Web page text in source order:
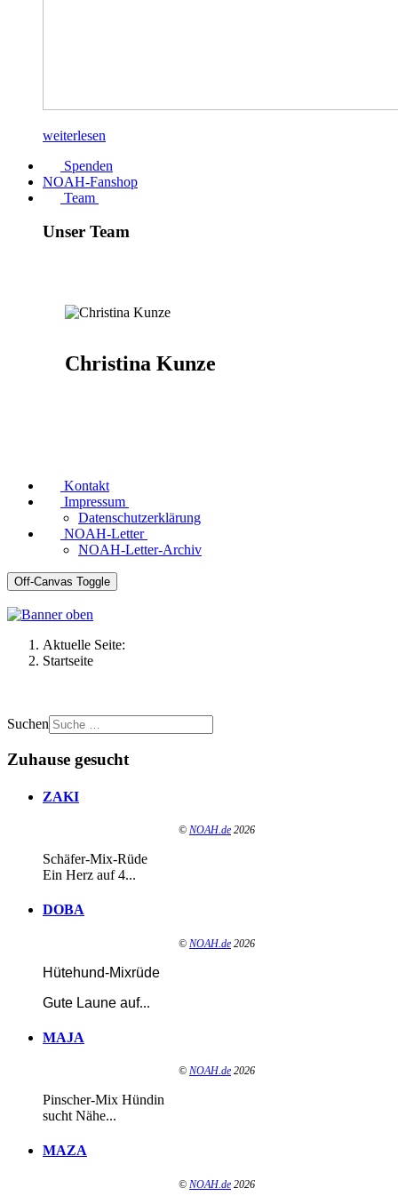
weiterlesen
Spenden
NOAH-Fanshop
Team
Unser Team
Christina Kunze
Kontakt
Impressum
Datenschutzerklärung
NOAH-Letter
NOAH-Letter-Archiv
Off-Canvas Toggle
Aktuelle Seite:
Startseite
Suchen
Zuhause gesucht
ZAKI
© NOAH.de 2026
Schäfer-Mix-Rüde
Ein Herz auf 4...
DOBA
© NOAH.de 2026
Hütehund-Mixrüde
Gute Laune auf...
MAJA
© NOAH.de 2026
Pinscher-Mix Hündin
sucht Nähe...
MAZA
© NOAH.de 2026